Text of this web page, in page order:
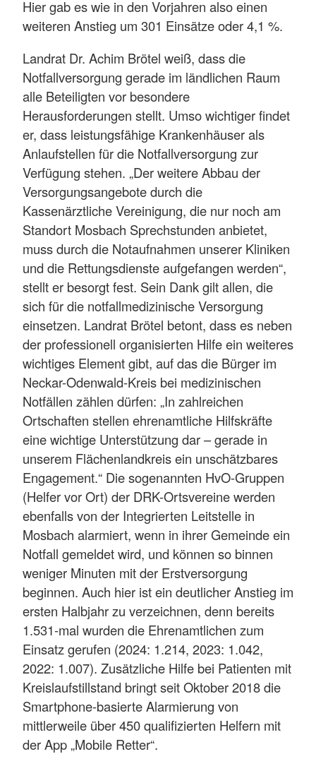
Hier gab es wie in den Vorjahren also einen
weiteren Anstieg um 301 Einsätze oder 4,1 %.
Landrat Dr. Achim Brötel weiß, dass die
Notfallversorgung gerade im ländlichen Raum
alle Beteiligten vor besondere
Herausforderungen stellt. Umso wichtiger findet
er, dass leistungsfähige Krankenhäuser als
Anlaufstellen für die Notfallversorgung zur
Verfügung stehen. „Der weitere Abbau der
Versorgungsangebote durch die
Kassenärztliche Vereinigung, die nur noch am
Standort Mosbach Sprechstunden anbietet,
muss durch die Notaufnahmen unserer Kliniken
und die Rettungsdienste aufgefangen werden“,
stellt er besorgt fest. Sein Dank gilt allen, die
sich für die notfallmedizinische Versorgung
einsetzen. Landrat Brötel betont, dass es neben
der professionell organisierten Hilfe ein weiteres
wichtiges Element gibt, auf das die Bürger im
Neckar-Odenwald-Kreis bei medizinischen
Notfällen zählen dürfen: „In zahlreichen
Ortschaften stellen ehrenamtliche Hilfskräfte
eine wichtige Unterstützung dar – gerade in
unserem Flächenlandkreis ein unschätzbares
Engagement.“ Die sogenannten HvO-Gruppen
(Helfer vor Ort) der DRK-Ortsvereine werden
ebenfalls von der Integrierten Leitstelle in
Mosbach alarmiert, wenn in ihrer Gemeinde ein
Notfall gemeldet wird, und können so binnen
weniger Minuten mit der Erstversorgung
beginnen. Auch hier ist ein deutlicher Anstieg im
ersten Halbjahr zu verzeichnen, denn bereits
1.531-mal wurden die Ehrenamtlichen zum
Einsatz gerufen (2024: 1.214, 2023: 1.042,
2022: 1.007). Zusätzliche Hilfe bei Patienten mit
Kreislaufstillstand bringt seit Oktober 2018 die
Smartphone-basierte Alarmierung von
mittlerweile über 450 qualifizierten Helfern mit
der App „Mobile Retter“.